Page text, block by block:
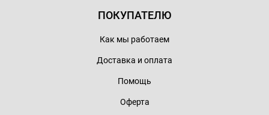
ПОКУПАТЕЛЮ
Как мы работаем
Доставка и оплата
Помощь
Оферта